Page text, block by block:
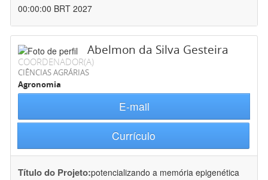
00:00:00 BRT 2027
Abelmon da Silva Gesteira
COORDENADOR(A)
CIÊNCIAS AGRÁRIAS
Agronomia
E-mail
Currículo
Título do Projeto:potencializando a memória epigenética